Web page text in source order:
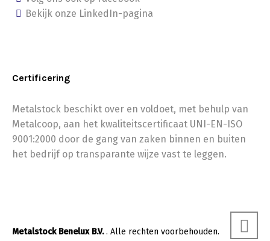
Bekijk onze LinkedIn-pagina
Certificering
Metalstock beschikt over en voldoet, met behulp van
Metalcoop, aan het kwaliteitscertificaat UNI-EN-ISO
9001:2000 door de gang van zaken binnen en buiten
het bedrijf op transparante wijze vast te leggen.
Metalstock Benelux B.V.. Alle rechten voorbehouden.